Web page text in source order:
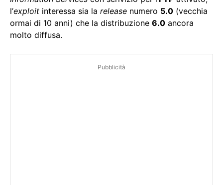
l’exploit interessa sia la release numero 5.0 (vecchia
ormai di 10 anni) che la distribuzione 6.0 ancora
molto diffusa.
Pubblicità